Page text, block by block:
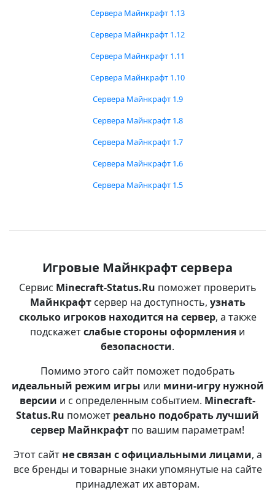
Сервера Майнкрафт 1.13
Сервера Майнкрафт 1.12
Сервера Майнкрафт 1.11
Сервера Майнкрафт 1.10
Сервера Майнкрафт 1.9
Сервера Майнкрафт 1.8
Сервера Майнкрафт 1.7
Сервера Майнкрафт 1.6
Сервера Майнкрафт 1.5
Игровые Майнкрафт сервера
Сервис Minecraft-Status.Ru поможет проверить
Майнкрафтсервер на доступность, узнать
сколько игроков находится на сервер, а также
подскажетслабые стороны оформления и
безопасности.
Помимо этого сайт поможет подобрать
идеальный режим игры или мини-игру нужной
версии и с определенным событием. Minecraft-
Status.Ru поможет реально подобрать лучший
сервер Майнкрафт по вашим параметрам!
Этот сайт не связан с официальными лицами, а
все бренды и товарные знаки упомянутые на сайте
принадлежат их авторам.